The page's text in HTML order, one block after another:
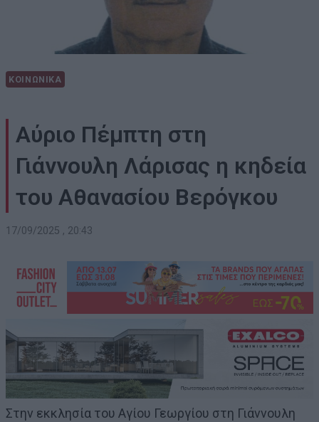
ΚΟΙΝΩΝΙΚΑ
Αύριο Πέμπτη στη
Γιάννουλη Λάρισας η κηδεία
του Αθανασίου Βερόγκου
17/09/2025 , 20:43
Στην εκκλησία του Αγίου Γεωργίου στη Γιάννουλη